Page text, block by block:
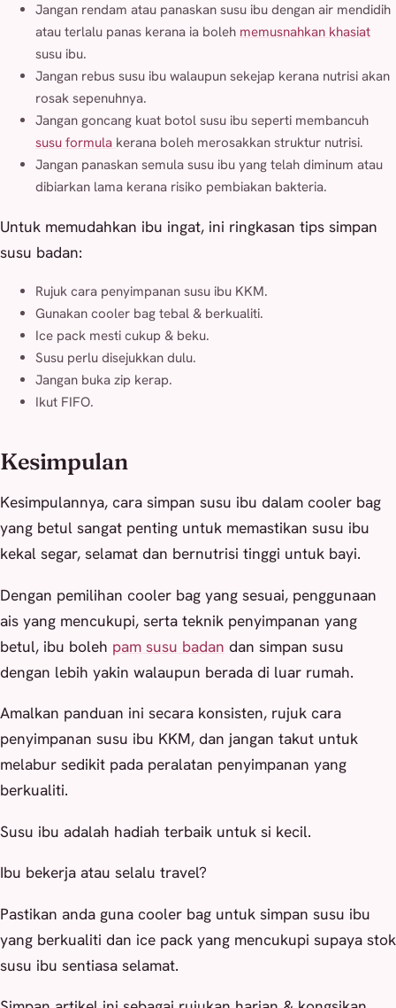
Jangan rendam atau panaskan susu ibu dengan air mendidih
atau terlalu panas kerana ia boleh memusnahkan khasiat
susu ibu.
Jangan rebus susu ibu walaupun sekejap kerana nutrisi akan
rosak sepenuhnya.
Jangan goncang kuat botol susu ibu seperti membancuh
susu formula kerana boleh merosakkan struktur nutrisi.
Jangan panaskan semula susu ibu yang telah diminum atau
dibiarkan lama kerana risiko pembiakan bakteria.
Untuk memudahkan ibu ingat, ini ringkasan tips simpan
susu badan:
Rujuk cara penyimpanan susu ibu KKM.
Gunakan cooler bag tebal & berkualiti.
Ice pack mesti cukup & beku.
Susu perlu disejukkan dulu.
Jangan buka zip kerap.
Ikut FIFO.
Kesimpulan
Kesimpulannya, cara simpan susu ibu dalam cooler bag
yang betul sangat penting untuk memastikan susu ibu
kekal segar, selamat dan bernutrisi tinggi untuk bayi.
Dengan pemilihan cooler bag yang sesuai, penggunaan
ais yang mencukupi, serta teknik penyimpanan yang
betul, ibu boleh pam susu badan dan simpan susu
dengan lebih yakin walaupun berada di luar rumah.
Amalkan panduan ini secara konsisten, rujuk cara
penyimpanan susu ibu KKM, dan jangan takut untuk
melabur sedikit pada peralatan penyimpanan yang
berkualiti.
Susu ibu adalah hadiah terbaik untuk si kecil.
Ibu bekerja atau selalu travel?
Pastikan anda guna cooler bag untuk simpan susu ibu
yang berkualiti dan ice pack yang mencukupi supaya stok
susu ibu sentiasa selamat.